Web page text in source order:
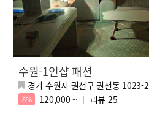
수원-1인샵 패션
경기 수원시 권선구 권선동 1023-2
8% 120,000 ~ 리뷰 25